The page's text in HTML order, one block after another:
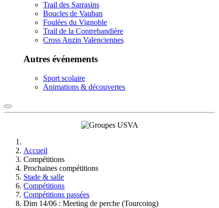
Trail des Sarrasins
Boucles de Vauban
Foulées du Vignoble
Trail de la Contrebandière
Cross Anzin Valenciennes
Autres événements
Sport scolaire
Animations & découvertes
Accueil
Compétitions
Prochaines compétitions
Stade & salle
Compétitions
Compétitions passées
Dim 14/06 : Meeting de perche (Tourcoing)